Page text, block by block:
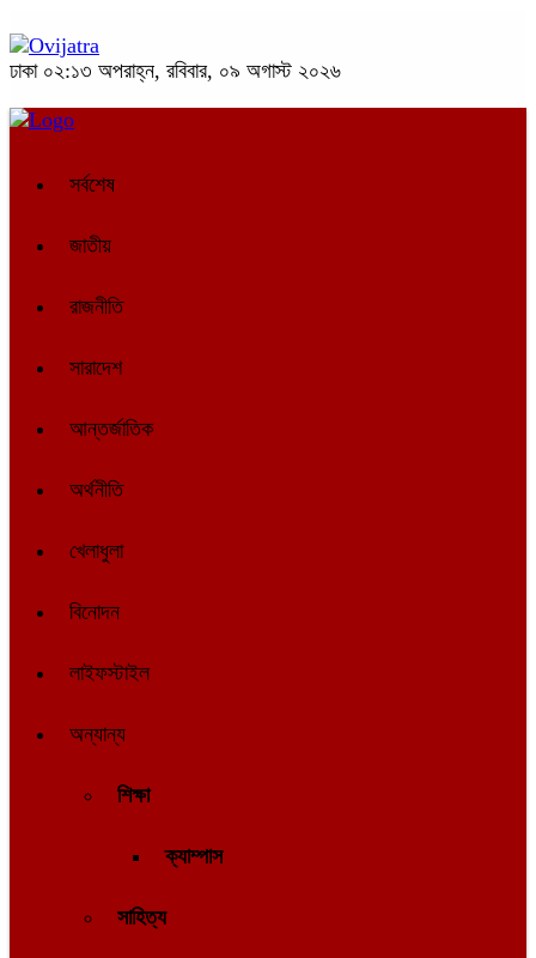
ঢাকা ০২:১৩ অপরাহ্ন, রবিবার, ০৯ অগাস্ট ২০২৬
সর্বশেষ
জাতীয়
রাজনীতি
সারাদেশ
আন্তর্জাতিক
অর্থনীতি
খেলাধুলা
বিনোদন
লাইফস্টাইল
অন্যান্য
শিক্ষা
ক্যাম্পাস
সাহিত্য